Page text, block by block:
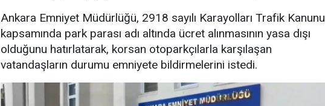
Ankara Emniyet Müdürlüğü, 2918 sayılı Karayolları Trafik Kanunu
kapsamında park parası adı altında ücret alınmasının yasa dışı
olduğunu hatırlatarak, korsan otoparkçılarla karşılaşan
vatandaşların durumu emniyete bildirmelerini istedi.